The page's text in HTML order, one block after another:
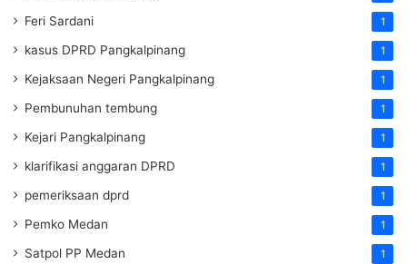
Feri Sardani 1
kasus DPRD Pangkalpinang 1
Kejaksaan Negeri Pangkalpinang 1
Pembunuhan tembung 1
Kejari Pangkalpinang 1
klarifikasi anggaran DPRD 1
pemeriksaan dprd 1
Pemko Medan 1
Satpol PP Medan 1